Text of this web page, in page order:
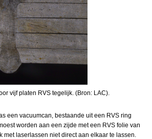
vijf platen RVS tegelijk. (Bron: LAC).
een vacuumcan, bestaande uit een RVS ring
worden aan een zijde met een RVS folie van
met laserlassen niet direct aan elkaar te lassen.